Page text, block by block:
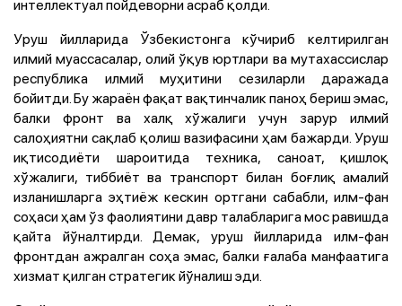
интеллектуал пойдеворни асраб қолди.
Уруш йилларида Ўзбекистонга кўчириб келтирилган
илмий муассасалар, олий ўқув юртлари ва мутахассислар
республика илмий муҳитини сезиларли даражада
бойитди. Бу жараён фақат вақтинчалик паноҳ бериш эмас,
балки фронт ва халқ хўжалиги учун зарур илмий
салоҳиятни сақлаб қолиш вазифасини ҳам бажарди. Уруш
иқтисодиёти шароитида техника, саноат, қишлоқ
хўжалиги, тиббиёт ва транспорт билан боғлиқ амалий
изланишларга эҳтиёж кескин ортгани сабабли, илм-фан
соҳаси ҳам ўз фаолиятини давр талабларига мос равишда
қайта йўналтирди. Демак, уруш йилларида илм-фан
фронтдан ажралган соҳa эмас, балки ғалаба манфаатига
хизмат қилган стратегик йўналиш эди.